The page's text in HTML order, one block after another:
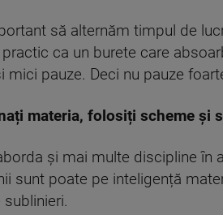
să alternăm timpul de
ca un burete care
mici pauze. Deci nu pauze
materia, folosiți scheme și
și mai multe discipline în
sunt poate pe inteligență